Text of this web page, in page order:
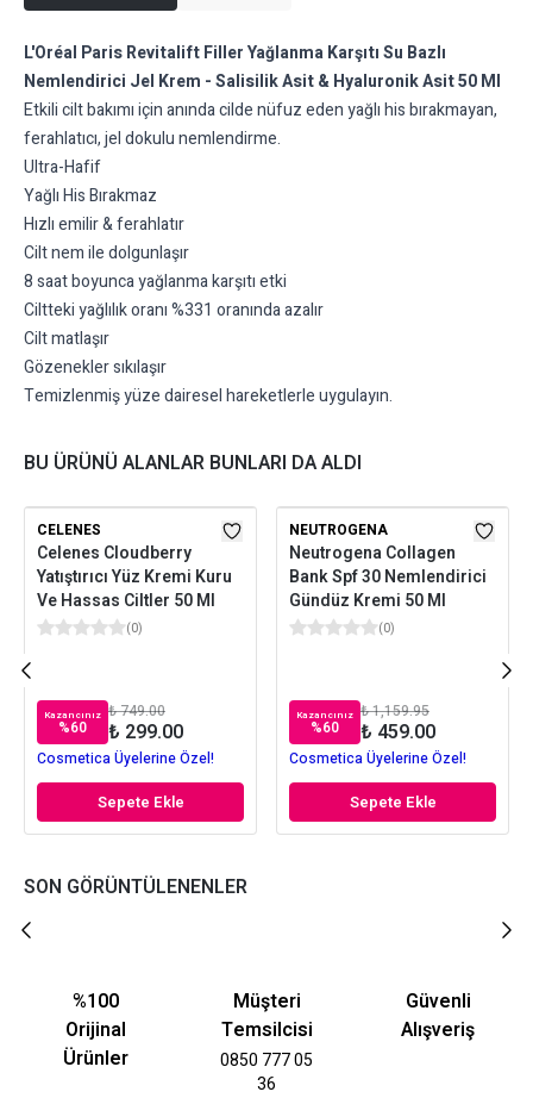
L'Oréal Paris Revitalift Filler Yağlanma Karşıtı Su Bazlı
Nemlendirici Jel Krem - Salisilik Asit & Hyaluronik Asit 50 Ml
Etkili cilt bakımı için anında cilde nüfuz eden yağlı his bırakmayan,
ferahlatıcı, jel dokulu nemlendirme.
Ultra-Hafif
Yağlı His Bırakmaz
Hızlı emilir & ferahlatır
Cilt nem ile dolgunlaşır
8 saat boyunca yağlanma karşıtı etki
Ciltteki yağlılık oranı %331 oranında azalır
Cilt matlaşır
Gözenekler sıkılaşır
Temizlenmiş yüze dairesel hareketlerle uygulayın.
BU ÜRÜNÜ ALANLAR BUNLARI DA ALDI
CELENES
Celenes Cloudberry
Yatıştırıcı Yüz Kremi Kuru
Ve Hassas Ciltler 50 Ml
(0)
Kazancınız
%60
₺ 749.00
₺ 299.00
Cosmetica Üyelerine Özel!
Sepete Ekle
NEUTROGENA
Neutrogena Collagen
Bank Spf 30 Nemlendirici
Gündüz Kremi 50 Ml
(0)
Kazancınız
%60
₺ 1,159.95
₺ 459.00
Cosmetica Üyelerine Özel!
Sepete Ekle
SON GÖRÜNTÜLENENLER
%100
Orijinal
Ürünler
Müşteri
Temsilcisi
0850 777 05
36
Güvenli
Alışveriş